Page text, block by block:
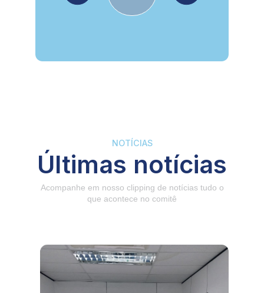
NOTÍCIAS
Últimas notícias
Acompanhe em nosso clipping de notícias tudo o
que acontece no comitê